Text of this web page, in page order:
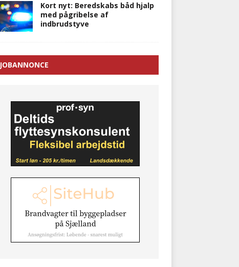
Kort nyt: Beredskabs båd hjalp
med pågribelse af
indbrudstyve
JOBANNONCE